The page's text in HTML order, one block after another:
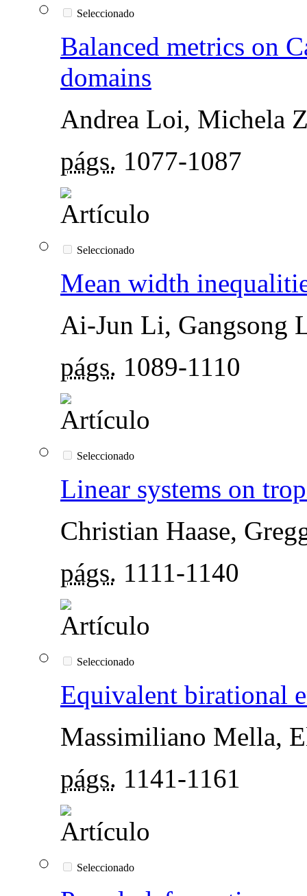
Seleccionado
Balanced metrics on
domains
Andrea Loi, Michela
págs. 1077-1087
Seleccionado
Mean width
Ai-Jun Li, Gangsong
págs. 1089-1110
Seleccionado
Linear systems on
Christian Haase,
págs. 1111-1140
Seleccionado
Equivalent birational
Massimiliano Mella,
págs. 1141-1161
Seleccionado